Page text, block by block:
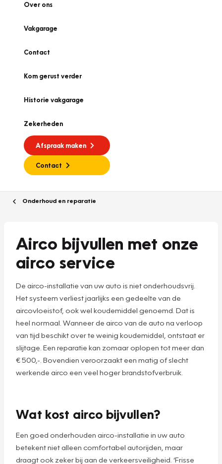
Over ons
Vakgarage
Contact
Kom gerust verder
Historie vakgarage
Zekerheden
Afspraak maken
Contact
Onderhoud en reparatie
Airco bijvullen met onze
airco service
De airco-installatie van uw auto is niet onderhoudsvrij.
Het systeem verliest jaarlijks een gedeelte van de
aircovloeistof, ook wel koudemiddel genoemd. Dat is
heel normaal. Wanneer de airco van de auto na verloop
van tijd beschikt over te weinig koudemiddel, ontstaat er
slijtage. Een reparatie kan zomaar oplopen tot meer dan
€ 500,-. Bovendien veroorzaakt een matig of slecht
werkende airco een veel hoger brandstofverbruik.
Wat kost airco bijvullen?
Een goed onderhouden airco-installatie in uw auto
betekent niet alleen comfortabel autorijden, maar
draagt ook zeker bij aan de verkeersveiligheid. ‘Frisse